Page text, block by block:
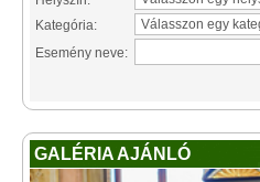
Kategória:
Esemény neve:
GALÉRIA AJÁNLÓ